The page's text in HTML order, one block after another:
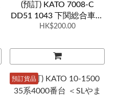
(預訂) KATO 7008-C
DD51 1043 下関総合車両
所
HK$200.00
預訂貨品